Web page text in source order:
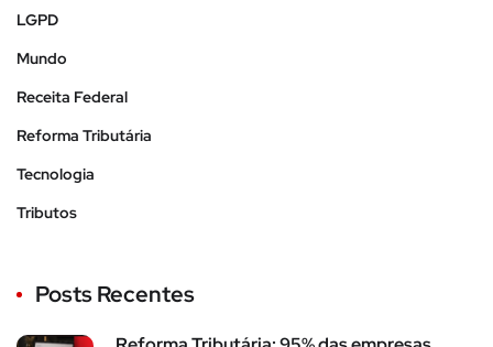
LGPD
Mundo
Receita Federal
Reforma Tributária
Tecnologia
Tributos
Posts Recentes